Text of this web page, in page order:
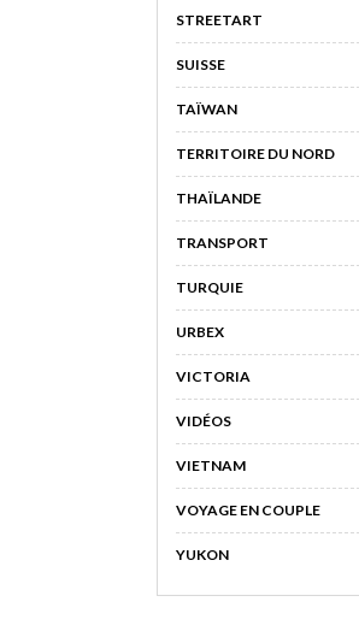
STREETART
SUISSE
TAÏWAN
TERRITOIRE DU NORD
THAÏLANDE
TRANSPORT
TURQUIE
URBEX
VICTORIA
VIDÉOS
VIETNAM
VOYAGE EN COUPLE
YUKON